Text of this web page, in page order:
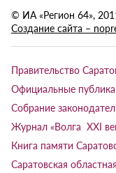
© ИА «Регион 64»,
Создание сайта –
Правительство
Официальные
Собрание
Журнал «Волга XXI
Книга памяти
Саратовская